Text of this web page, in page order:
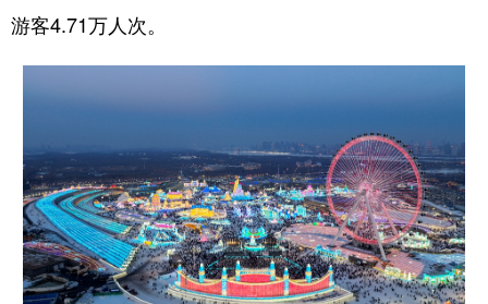
溯源中国
会展 彩票 娱乐 时尚
悦读 公益
亚太网 上市公司 投教基地
地方频道
北京 天津 河北 山西
游客4.71万人次。